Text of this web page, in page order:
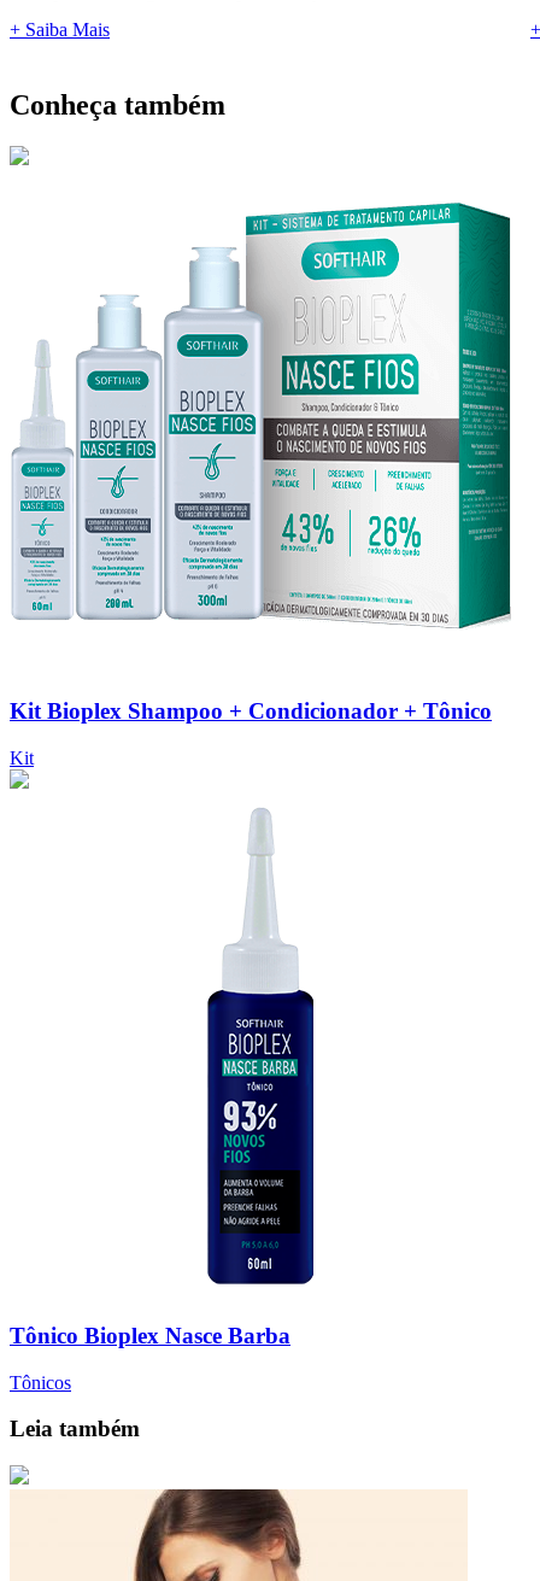
+ Saiba Mais
Conheça também
Kit Bioplex Shampoo + Condicionador + Tônico
Kit
Tônico Bioplex Nasce Barba
Tônicos
Leia também